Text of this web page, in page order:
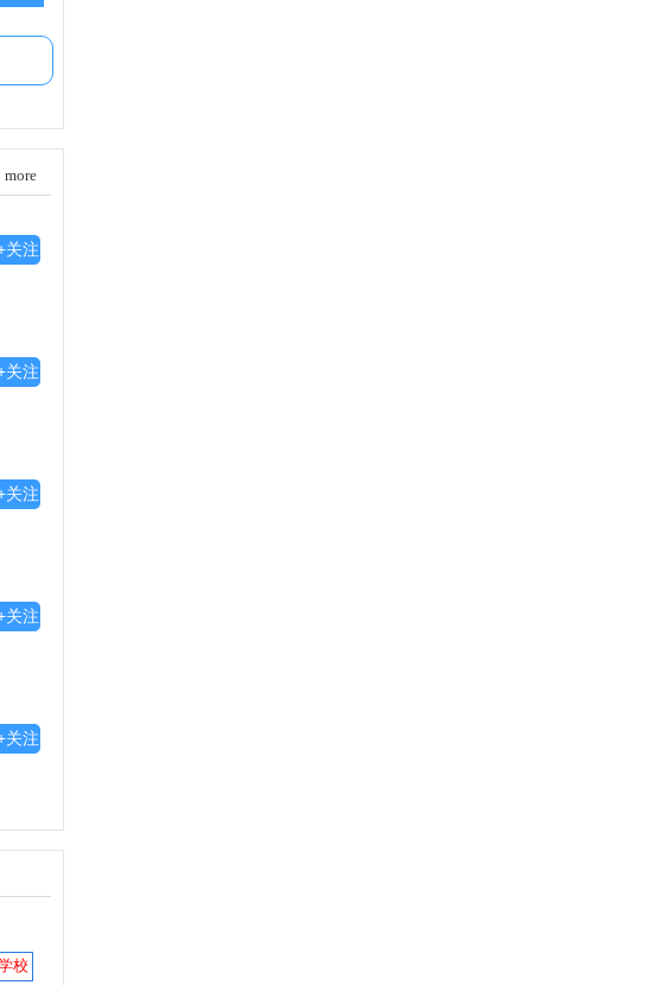
。
将女性同女性平起平坐，而是要尊重弱者本身。这种思想让我明白，大学需要
也鼓励我们探索外面的世界，参与国际交流，面对文化差异无所畏惧。
了学习的价值。不仅是获取已知的知识，更是培养创造性思维的能力。这个过
的名号不仅是荣誉，它更是一种责任。我们要用所学去支持更弱小的个体，
一次感受到了学校面对社会问题的态度。在许多民众把对新冠疫情的怨恨归咎
，这种做法令我倍感欣慰。留学后的日子仍在继续，我相信，我对东大的感
论未来走向何方，那段留学经历将永远在我心中闪光。
more
关注
关注
关注
关注
关注
校